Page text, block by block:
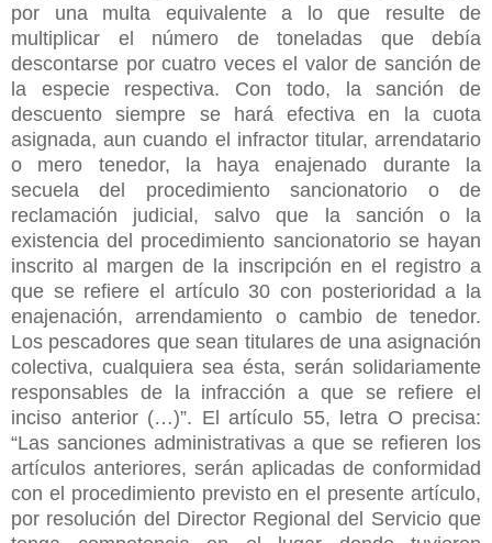
por una multa equivalente a lo que resulte de
multiplicar el número de toneladas que debía
descontarse por cuatro veces el valor de sanción de
la especie respectiva. Con todo, la sanción de
descuento siempre se hará efectiva en la cuota
asignada, aun cuando el infractor titular, arrendatario
o mero tenedor, la haya enajenado durante la
secuela del procedimiento sancionatorio o de
reclamación judicial, salvo que la sanción o la
existencia del procedimiento sancionatorio se hayan
inscrito al margen de la inscripción en el registro a
que se refiere el artículo 30 con posterioridad a la
enajenación, arrendamiento o cambio de tenedor.
Los pescadores que sean titulares de una asignación
colectiva, cualquiera sea ésta, serán solidariamente
responsables de la infracción a que se refiere el
inciso anterior (…)”. El artículo 55, letra O precisa:
“Las sanciones administrativas a que se refieren los
artículos anteriores, serán aplicadas de conformidad
con el procedimiento previsto en el presente artículo,
por resolución del Director Regional del Servicio que